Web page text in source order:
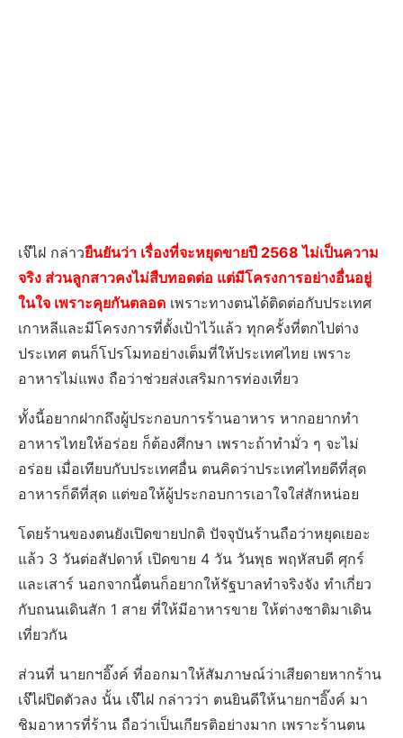
เจ๊ไฝ กล่าวยืนยันว่า เรื่องที่จะหยุดขายปี 2568 ไม่เป็นความ
จริง ส่วนลูกสาวคงไม่สืบทอดต่อ แต่มีโครงการอย่างอื่นอยู่
ในใจ เพราะคุยกันตลอด เพราะทางตนได้ติดต่อกับประเทศ
เกาหลีและมีโครงการที่ตั้งเป้าไว้แล้ว ทุกครั้งที่ตกไปต่าง
ประเทศ ตนก็โปรโมทอย่างเต็มที่ให้ประเทศไทย เพราะ
อาหารไม่แพง ถือว่าช่วยส่งเสริมการท่องเที่ยว
ทั้งนี้อยากฝากถึงผู้ประกอบการร้านอาหาร หากอยากทำ
อาหารไทยให้อร่อย ก็ต้องศึกษา เพราะถ้าทำมั่ว ๆ จะไม่
อร่อย เมื่อเทียบกับประเทศอื่น ตนคิดว่าประเทศไทยดีที่สุด
อาหารก็ดีที่สุด แต่ขอให้ผู้ประกอบการเอาใจใส่สักหน่อย
โดยร้านของตนยังเปิดขายปกติ ปัจจุบันร้านถือว่าหยุดเยอะ
แล้ว 3 วันต่อสัปดาห์ เปิดขาย 4 วัน วันพุธ พฤหัสบดี ศุกร์
และเสาร์ นอกจากนี้ตนก็อยากให้รัฐบาลทำจริงจัง ทำเกี่ยว
กับถนนเดินสัก 1 สาย ที่ให้มีอาหารขาย ให้ต่างชาติมาเดิน
เที่ยวกัน
ส่วนที่ นายกฯอิ๊งค์ ที่ออกมาให้สัมภาษณ์ว่าเสียดายหากร้าน
เจ๊ไฝปิดตัวลง นั้น เจ๊ไฝ กล่าวว่า ตนยินดีให้นายกฯอิ๊งค์ มา
ชิมอาหารที่ร้าน ถือว่าเป็นเกียรติอย่างมาก เพราะร้านตน